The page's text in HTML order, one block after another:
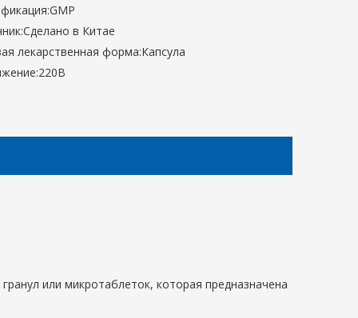
GMP
Сделано в Китае
лекарственная форма:Капсула
220В
или микротаблеток, которая предназначена